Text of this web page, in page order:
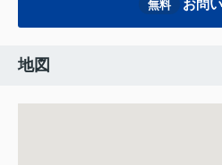
無料 お問
地図